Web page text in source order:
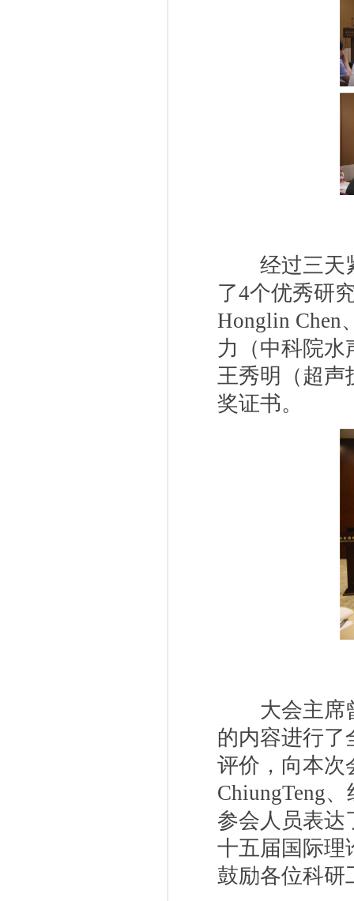
经过三天紧
了4个优秀研
Honglin Chen
力（中科院水
王秀明（超声
奖证书。
大会主席曾
的内容进行了
评价，向本次
ChiungTeng、
参会人员表达
十五届国际理
鼓励各位科研